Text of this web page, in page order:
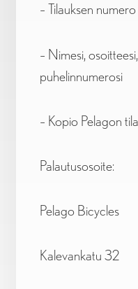
– Tilauksen numero
– Nimesi,
puhelinnumerosi
– Kopio Pelagon
Palautusosoite:
Pelago Bicycles
Kalevankatu 32